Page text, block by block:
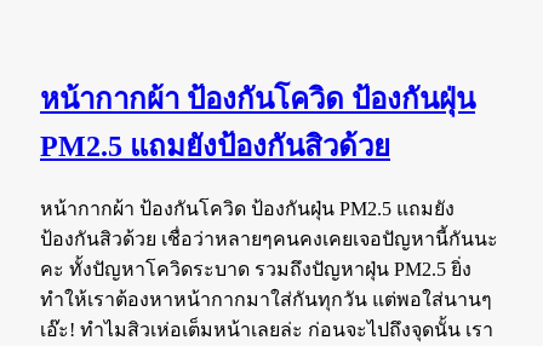
หน้ากากผ้า ป้องกันโควิด ป้องกันฝุ่น
PM2.5 แถมยังป้องกันสิวด้วย
หน้ากากผ้า ป้องกันโควิด ป้องกันฝุ่น PM2.5 แถมยัง
ป้องกันสิวด้วย เชื่อว่าหลายๆคนคงเคยเจอปัญหานี้กันนะ
คะ ทั้งปัญหาโควิดระบาด รวมถึงปัญหาฝุ่น PM2.5 ยิ่ง
ทำให้เราต้องหาหน้ากากมาใส่กันทุกวัน แต่พอใส่นานๆ
เอ๊ะ! ทำไมสิวเห่อเต็มหน้าเลยล่ะ ก่อนจะไปถึงจุดนั้น เรา